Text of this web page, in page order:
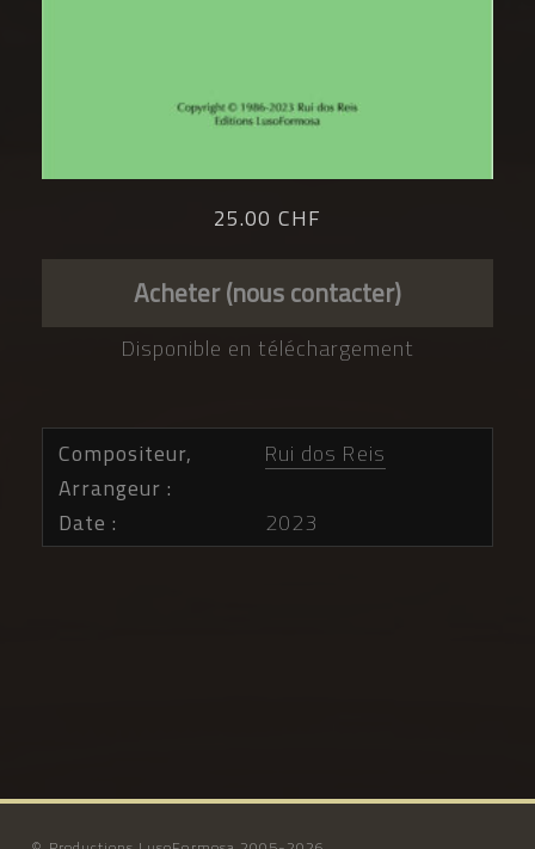
25.00 CHF
Acheter (nous contacter)
Disponible en téléchargement
Compositeur,
Arrangeur
Rui dos Reis
Date 2023